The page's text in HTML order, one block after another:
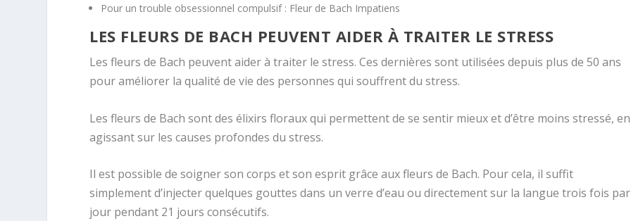
Pour un trouble obsessionnel compulsif : Fleur de Bach Impatiens
LES FLEURS DE BACH PEUVENT AIDER À TRAITER LE STRESS
Les fleurs de Bach peuvent aider à traiter le stress. Ces dernières sont utilisées depuis plus de 50 ans
pour améliorer la qualité de vie des personnes qui souffrent du stress.
Les fleurs de Bach sont des élixirs floraux qui permettent de se sentir mieux et d’être moins stressé, en
agissant sur les causes profondes du stress.
Il est possible de soigner son corps et son esprit grâce aux fleurs de Bach. Pour cela, il suffit
simplement d’injecter quelques gouttes dans un verre d’eau ou directement sur la langue trois fois par
jour pendant 21 jours consécutifs.